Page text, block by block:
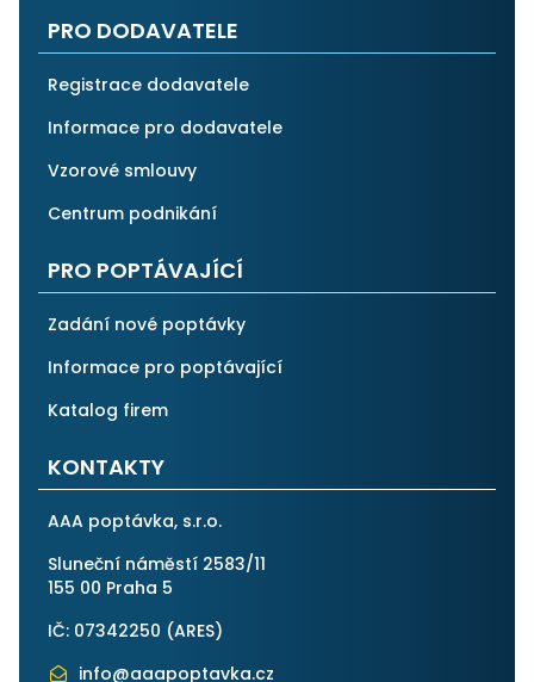
PRO DODAVATELE
Registrace dodavatele
Informace pro dodavatele
Vzorové smlouvy
Centrum podnikání
PRO POPTÁVAJÍCÍ
Zadání nové poptávky
Informace pro poptávající
Katalog firem
KONTAKTY
AAA poptávka, s.r.o.
Sluneční náměstí 2583/11
155 00 Praha 5
IČ: 07342250 (ARES)
info@aaapoptavka.cz